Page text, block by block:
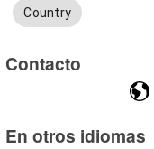
Country
Contacto
En otros idiomas